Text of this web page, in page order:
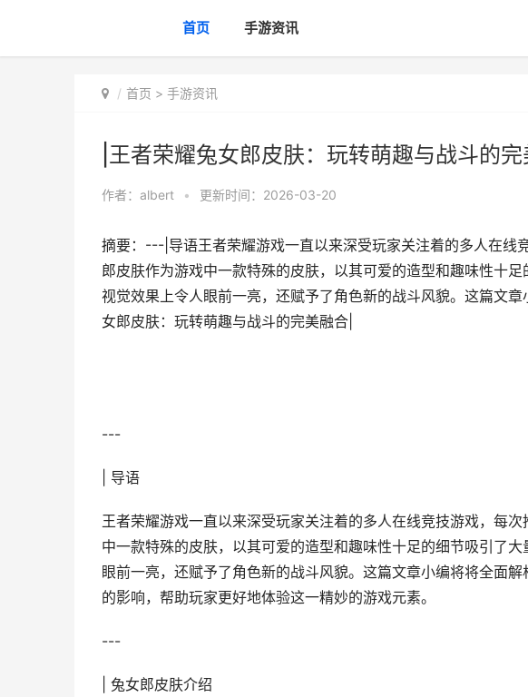
首页 手游资讯
首页 > 手游资讯
|王者荣耀兔女郎皮肤：玩转萌趣与战斗的完
作者： albert • 更新时间：2026-03-20
摘要：---|导语王者荣耀游戏一直以来深受玩家关注着的多人在线
郎皮肤作为游戏中一款特殊的皮肤，以其可爱的造型和趣味性十
视觉效果上令人眼前一亮，还赋予了角色新的战斗风貌。这篇文
女郎皮肤：玩转萌趣与战斗的完美融合|
---
| 导语
王者荣耀游戏一直以来深受玩家关注着的多人在线竞技游戏，每
中一款特殊的皮肤，以其可爱的造型和趣味性十足的细节吸引了
眼前一亮，还赋予了角色新的战斗风貌。这篇文章小编将将全面
的影响，帮助玩家更好地体验这一精妙的游戏元素。
---
| 兔女郎皮肤介绍